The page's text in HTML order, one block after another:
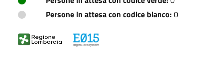
Persone in attesa con codice bianco:0